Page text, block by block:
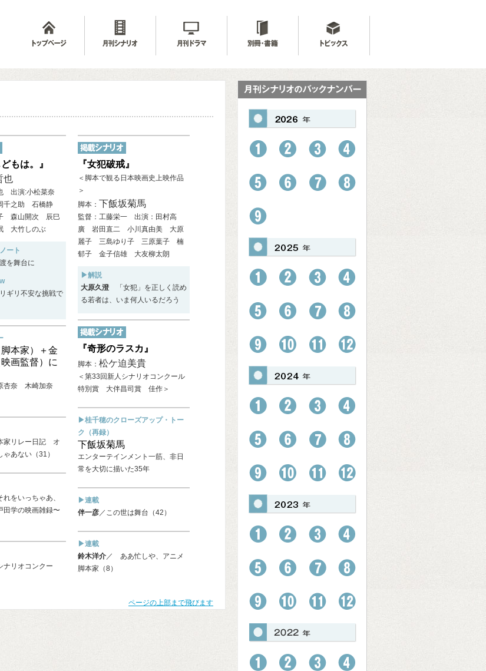
もは。』
也
出演:小松菜奈
千之助 石橋静
森山開次 辰巳
大竹しのぶ
ート
を舞台に
ギリ不安な挑戦で
『女犯破戒』
＜脚本で観る日本映画史上映作品
＞
脚本： 下飯坂菊馬
監督：工藤栄一 出演：田村高
廣 岩田直二 小川真由美 大原
麗子 三島ゆり子 三原葉子 楠
郁子 金子信雄 大友柳太朗
▶解説
大原久澄 「女犯」を正しく読め
る若者は、いま何人いるだろう
『奇形のラスカ』
脚本： 松ケ迫美貴
＜第33回新人シナリオコンクール
特別賞 大伴昌司賞 佳作＞
本家）＋金
画監督）に
杏奈 木崎加奈
▶桂千穂のクローズアップ・トー
ク（再録）
下飯坂菊馬
エンターテインメント一筋、非日
常を大切に描いた35年
家リレー日記 オ
あない（31）
をいっちゃあ、
学の映画雑録〜
▶連載
伴一彦／この世は舞台（42）
▶連載
鈴木洋介／ ああ忙しや、アニメ
脚本家（8）
ナリオコンクー
ページの上部まで飛びます